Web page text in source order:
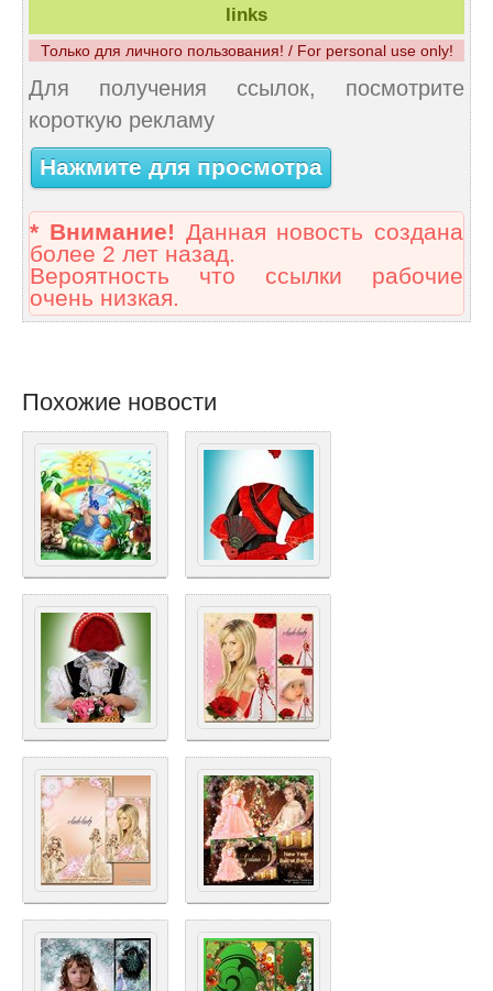
links
Только для личного пользования! / For personal use only!
Для получения ссылок, посмотрите
короткую рекламу
Нажмите для просмотра
* Внимание! Данная новость создана
более 2 лет назад.
Вероятность что ссылки рабочие
очень низкая.
Похожие новости